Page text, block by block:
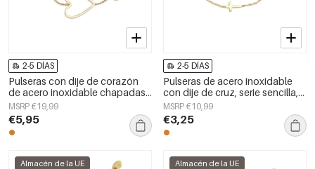
2-5 DÍAS
Pulseras con dije de corazón
de acero inoxidable chapadas
en oro de 14 quilates, serie
sencilla para el día a día, joyería
para mujer
MSRP €19,99
€5,95
2-5 DÍAS
Pulseras de acero inoxidable
con dije de cruz, serie sencilla,
joyería para mujer
MSRP €10,99
€3,25
Almacén de la UE Almacén de la UE